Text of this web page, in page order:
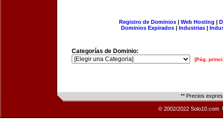
Registro de Dominios| Web Hosting |
Dominios Expirados | Industrias |
Categorías de Dominio:
[Pág.
** Precios
© 2002/2022 Solo10.com